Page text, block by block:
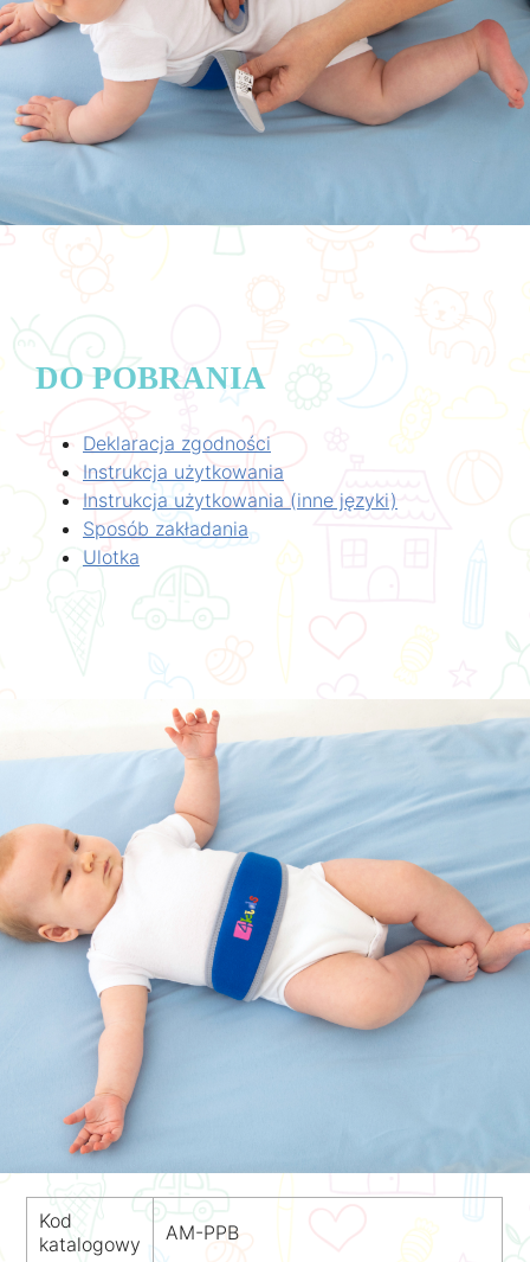
DO POBRANIA
Deklaracja zgodności
Instrukcja użytkowania
Instrukcja użytkowania (inne języki)
Sposób zakładania
Ulotka
Kod
katalogowy
AM-PPB